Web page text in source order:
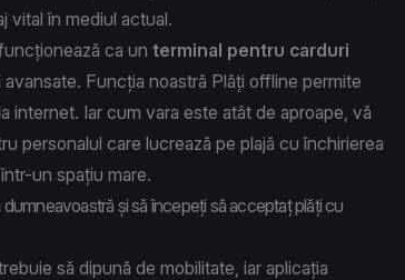
vital în mediul actual.
ca un terminal pentru carduri
avansate. Funcția noastră Plăți offline permite
internet. Iar cum vara este atât de aproape, vă
personalul care lucrează pe plajă cu închirierea
într-un spațiu mare.
și să începeți să acceptaț plăți cu
să dipună de mobilitate, iar aplicația